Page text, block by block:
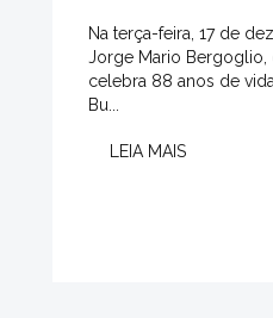
Na terça-feira, 17 de
Jorge Mario Bergoglio,
celebra 88 anos de
Bu...
LEIA MAIS